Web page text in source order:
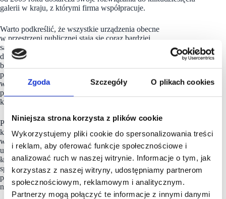
Zgoda Szczegóły O plikach cookies
Niniejsza strona korzysta z plików cookie
Wykorzystujemy pliki cookie do spersonalizowania treści
i reklam, aby oferować funkcje społecznościowe i
analizować ruch w naszej witrynie. Informacje o tym, jak
korzystasz z naszej witryny, udostępniamy partnerom
społecznościowym, reklamowym i analitycznym.
Partnerzy mogą połączyć te informacje z innymi danymi
galerii w kraju, z którymi firma współpracuje.
Warto podkreślić, że wszystkie urządzenia obecne
w przestrzeni publicznej stają się coraz bardziej
samoobsługowe – vendingowe. Osobiście nie rozumiem,
dlaczego ludzie wciąż stoją w długich kolejkach, aby kupić
bilety na stacjach kolejowych, kiedy istnieją biletomaty,
parkomaty i inne urządzenia, takie jak te znajdujące się
w McDonaldzie. Te urządzenia eliminują zbędne miejsca pracy,
przyspieszają proces zakupu i są bardziej wygodne dla
klientów.
Podobnie jest w przypadku Giftomatów, gdzie można kupić
karty podarunkowe za pomocą karty kredytowej lub debetowej
w ciągu zaledwie minuty. Klienci są nauczeni korzystać z tych
urządzeń, a prosta i intuicyjna aplikacja sprawia, że ​​są one
łatwe w obsłudze. Karty podarunkowe są również dobrym
sposobem wsparcia dla najemców w galeriach handlowych,
ponieważ klienci, którzy je kupują, mają jedyną szansę
na zakupy w sklepach znajdujących się w galerii.